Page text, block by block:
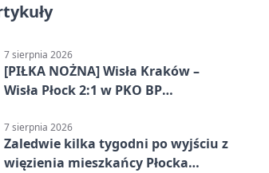
7 sierpnia 2026
[PIŁKA NOŻNA] Wisła Kraków –
Wisła Płock 2:1 w PKO BP
rozstrzygnęli mecz przed przerwą
7 sierpnia 2026
Zaledwie kilka tygodni po wyjściu z
więzienia mieszkańcy Płocka